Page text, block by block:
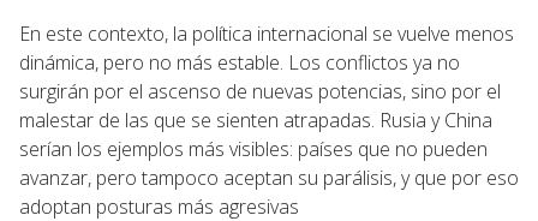
En este contexto, la política internacional se vuelve menos
dinámica, pero no más estable. Los conflictos ya no
surgirán por el ascenso de nuevas potencias, sino por el
malestar de las que se sienten atrapadas. Rusia y China
serían los ejemplos más visibles: países que no pueden
avanzar, pero tampoco aceptan su parálisis, y que por eso
adoptan posturas más agresivas